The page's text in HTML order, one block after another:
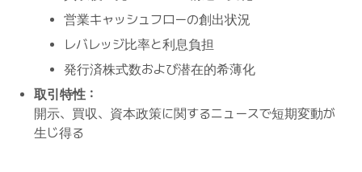
営業キャッシュフローの創出状況
レバレッジ比率と利息負担
発行済株式数および潜在的希薄化
取引特性：
開示、買収、資本政策に関するニュースで短期変動が
生じ得る